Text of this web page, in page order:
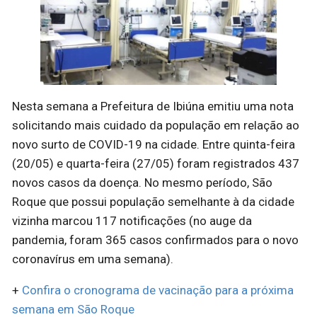
Nesta semana a Prefeitura de Ibiúna emitiu uma nota
solicitando mais cuidado da população em relação ao
novo surto de COVID-19 na cidade. Entre quinta-feira
(20/05) e quarta-feira (27/05) foram registrados 437
novos casos da doença. No mesmo período, São
Roque que possui população semelhante à da cidade
vizinha marcou 117 notificações (no auge da
pandemia, foram 365 casos confirmados para o novo
coronavírus em uma semana).
+ Confira o cronograma de vacinação para a próxima
semana em São Roque